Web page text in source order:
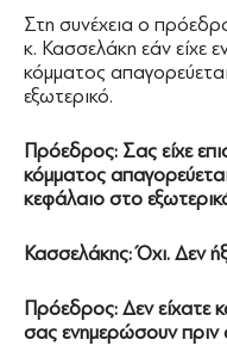
Στη συνέχεια ο
κ. Κασσελάκη εάν είχε
κόμματος
εξωτερικό.
Πρόεδρος: Σας είχε
κόμματος
κεφάλαιο στο
Κασσελάκης: Όχι. Δεν
Πρόεδρος: Δεν είχατε
σας ενημερώσουν πριν